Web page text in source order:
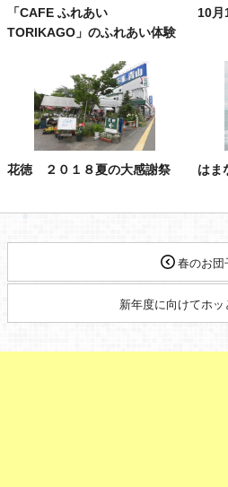
「CAFE ふれあい
TORIKAGO」のふれあい体験
10月
花徳 ２０１８夏の大感謝祭 はま
春のお団
新年度に向けてホッ